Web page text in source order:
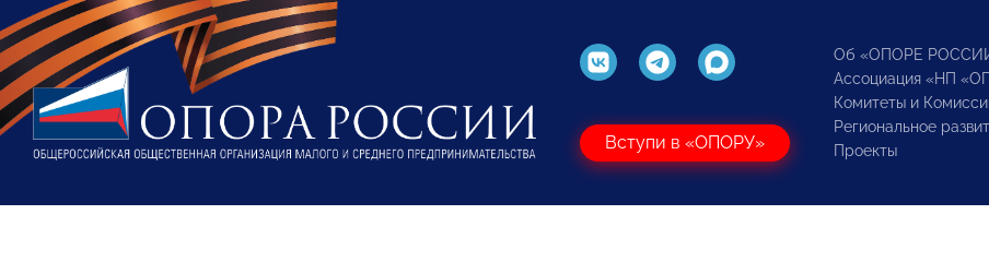
Вступи в «ОПОРУ»
Об «ОПОРЕ
Ассоциация «НП
Комитеты и
Региональное
Проекты